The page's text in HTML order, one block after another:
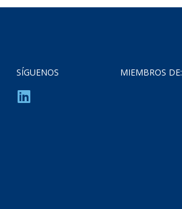
SÍGUENOS MIEMBROS DE: